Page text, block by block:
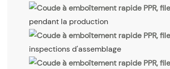
pendant la production
inspections d'assemblage